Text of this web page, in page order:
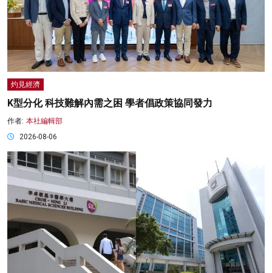
灼見經濟
K型分化 科技難解內需之困 學者倡政策協同發力
作者: 本社編輯部
2026-08-06